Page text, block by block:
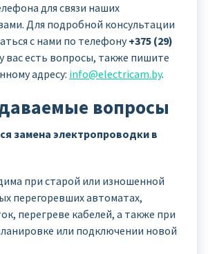
для связи наших
Для подробной консультации
с нами по телефону+375 (29)
вас есть вопросы, также пишите
адресу: info@electricam.by.
вопросы
замена электропроводки в
при старой или изношенной
перегоревших автоматах,
перегреве кабелей, а также при
или подключении новой